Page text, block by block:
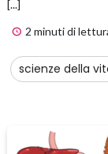
[...]
2 minuti di
scienze della